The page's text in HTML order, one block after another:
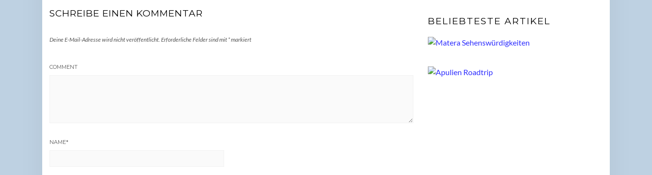
SCHREIBE EINEN KOMMENTAR
Deine E-Mail-Adresse wird nicht veröffentlicht. Erforderliche Felder sind mit *markiert
COMMENT
NAME*
BELIEBTESTE ARTIKEL